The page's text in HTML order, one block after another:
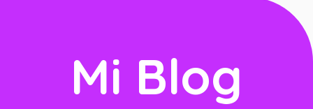
Mi Blog